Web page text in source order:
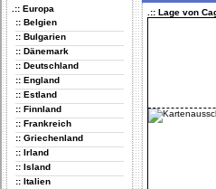
.:: Europa
:: Belgien
:: Bulgarien
:: Dänemark
:: Deutschland
:: England
:: Estland
:: Finnland
:: Frankreich
:: Griechenland
:: Irland
:: Island
:: Italien
.:: Lage von